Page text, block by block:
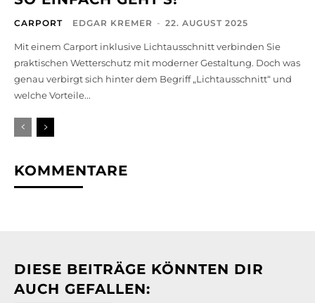
CARPORT EDGAR KREMER - 22. AUGUST 2025
Mit einem Carport inklusive Lichtausschnitt verbinden Sie
praktischen Wetterschutz mit moderner Gestaltung. Doch was
genau verbirgt sich hinter dem Begriff „Lichtausschnitt“ und
welche Vorteile...
KOMMENTARE
DIESE BEITRÄGE KÖNNTEN DIR
AUCH GEFALLEN: